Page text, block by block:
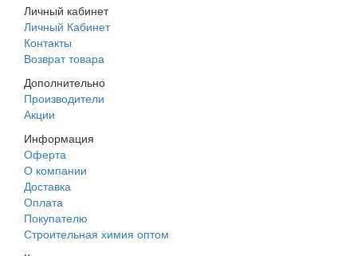
Личный кабинет
Личный Кабинет
Контакты
Возврат товара
Дополнительно
Производители
Акции
Информация
Оферта
О компании
Доставка
Оплата
Покупателю
Строительная химия оптом